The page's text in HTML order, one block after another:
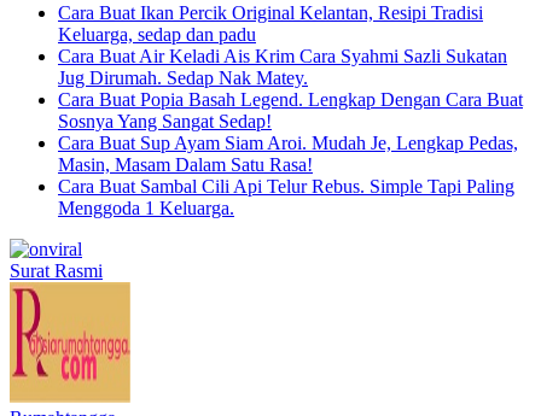
Cara Buat Ikan Percik Original Kelantan, Resipi Tradisi
Keluarga, sedap dan padu
Cara Buat Air Keladi Ais Krim Cara Syahmi Sazli Sukatan
Jug Dirumah. Sedap Nak Matey.
Cara Buat Popia Basah Legend. Lengkap Dengan Cara Buat
Sosnya Yang Sangat Sedap!
Cara Buat Sup Ayam Siam Aroi. Mudah Je, Lengkap Pedas,
Masin, Masam Dalam Satu Rasa!
Cara Buat Sambal Cili Api Telur Rebus. Simple Tapi Paling
Menggoda 1 Keluarga.
Surat Rasmi